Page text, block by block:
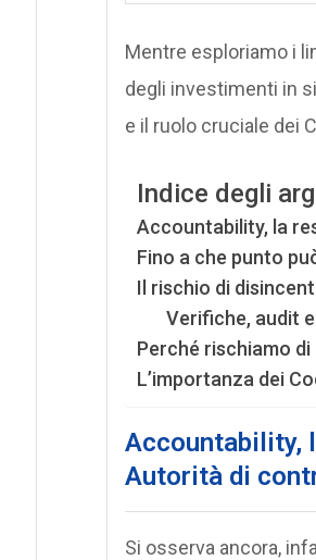
Mentre esploriamo i
degli investimenti in
e il ruolo cruciale dei
Indice degli
Accountability, la
Fino a che punto
Il rischio di
Verifiche, audit
Perché rischiamo
L’importanza dei
Accountability,
Autorità di
Si osserva ancora,